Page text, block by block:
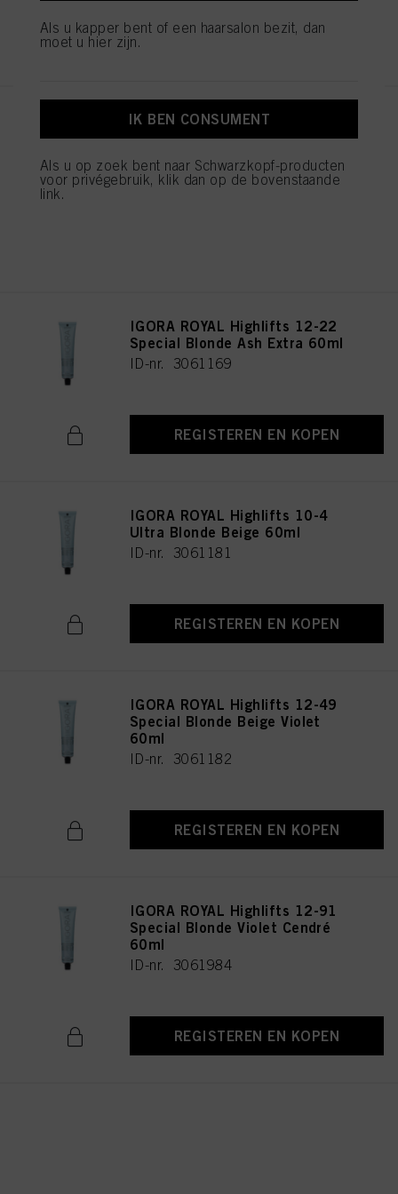
REGISTEREN EN KOPEN
IGORA ROYAL Highlifts 12-21
Special Blonde Ash Cendré
ID-nr. 3061165
IGORA ROYAL Highlifts 12-22
Special Blonde Ash Extra 60ml
ID-nr. 3061169
REGISTEREN EN KOPEN
IGORA ROYAL Highlifts 10-4
Ultra Blonde Beige 60ml
ID-nr. 3061181
REGISTEREN EN KOPEN
IGORA ROYAL Highlifts 12-49
Special Blonde Beige Violet
60ml
ID-nr. 3061182
REGISTEREN EN KOPEN
IGORA ROYAL Highlifts 12-91
Special Blonde Violet Cendré
60ml
ID-nr. 3061984
REGISTEREN EN KOPEN
Als u kapper bent of een haarsalon bezit, dan
moet u hier zijn.
IK BEN CONSUMENT
Als u op zoek bent naar Schwarzkopf-producten
voor privégebruik, klik dan op de bovenstaande
link.
Als u op "Cookie-instellingen" klikt, kunt u meer informatie vinden over de
verwerking van uw gegevens / het gebruik van cookies en deze toestaan voor
de verwerking van uw persoonsgegevens voor alle hierboven vermelde
doeleinden. Als u op "Afwijzen" klikt, worden alleen cookies gebruikt die
technisch noodzakelijk zijn om u deze website aan te kunnen bieden..